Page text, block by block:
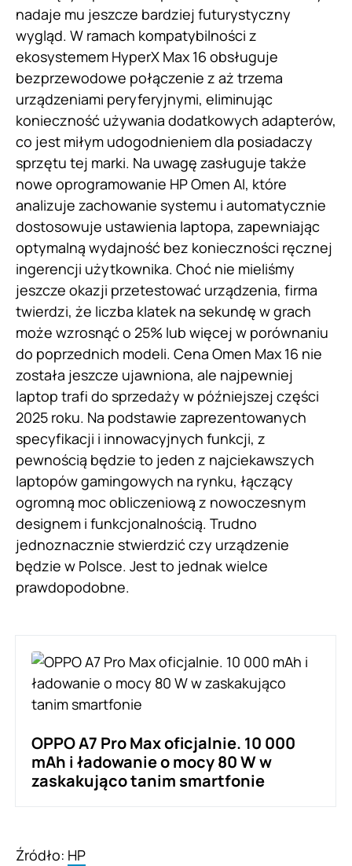
nadaje mu jeszcze bardziej futurystyczny
wygląd. W ramach kompatybilności z
ekosystemem HyperX Max 16 obsługuje
bezprzewodowe połączenie z aż trzema
urządzeniami peryferyjnymi, eliminując
konieczność używania dodatkowych adapterów,
co jest miłym udogodnieniem dla posiadaczy
sprzętu tej marki. Na uwagę zasługuje także
nowe oprogramowanie HP Omen AI, które
analizuje zachowanie systemu i automatycznie
dostosowuje ustawienia laptopa, zapewniając
optymalną wydajność bez konieczności ręcznej
ingerencji użytkownika. Choć nie mieliśmy
jeszcze okazji przetestować urządzenia, firma
twierdzi, że liczba klatek na sekundę w grach
może wzrosnąć o 25% lub więcej w porównaniu
do poprzednich modeli. Cena Omen Max 16 nie
została jeszcze ujawniona, ale najpewniej
laptop trafi do sprzedaży w późniejszej części
2025 roku. Na podstawie zaprezentowanych
specyfikacji i innowacyjnych funkcji, z
pewnością będzie to jeden z najciekawszych
laptopów gamingowych na rynku, łączący
ogromną moc obliczeniową z nowoczesnym
designem i funkcjonalnością. Trudno
jednoznacznie stwierdzić czy urządzenie
będzie w Polsce. Jest to jednak wielce
prawdopodobne.
OPPO A7 Pro Max oficjalnie. 10 000
mAh i ładowanie o mocy 80 W w
zaskakująco tanim smartfonie
Źródło: HP